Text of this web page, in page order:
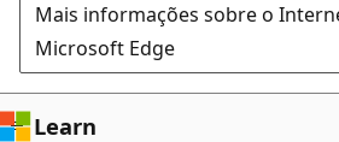
Mais informações sobre o
Microsoft Edge
Learn